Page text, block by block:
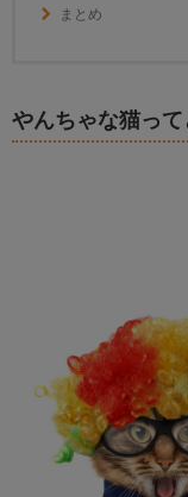
まとめ
やんちゃな猫って